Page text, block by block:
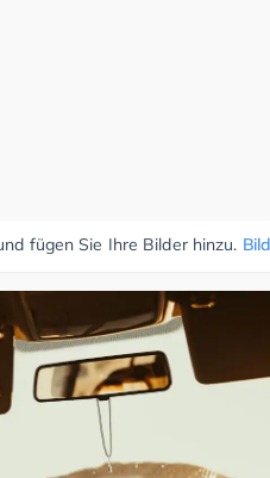
fügen Sie Ihre Bilder hinzu.